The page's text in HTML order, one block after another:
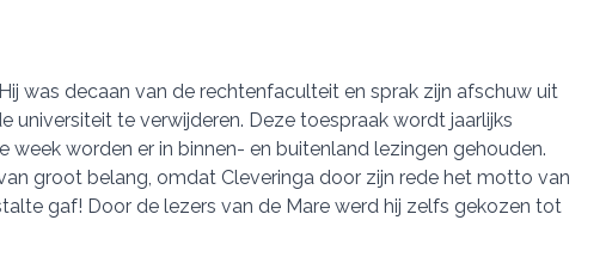
was decaan van de rechtenfaculteit en sprak zijn afschuw uit
te verwijderen. Deze toespraak wordt jaarlijks
worden er in binnen- en buitenland lezingen gehouden.
groot belang, omdat Cleveringa door zijn rede het motto van
gaf! Door de lezers van de Mare werd hij zelfs gekozen tot